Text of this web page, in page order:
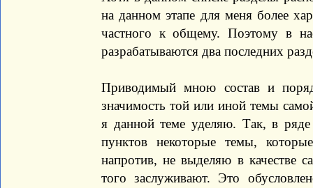
на данном этапе для меня более
частного к общему. Поэтому в
разрабатываются два последних
Приводимый мною состав и
значимость той или иной темы
я данной теме уделяю. Так, в
пунктов некоторые темы,
напротив, не выделяю в качестве
того заслуживают. Это